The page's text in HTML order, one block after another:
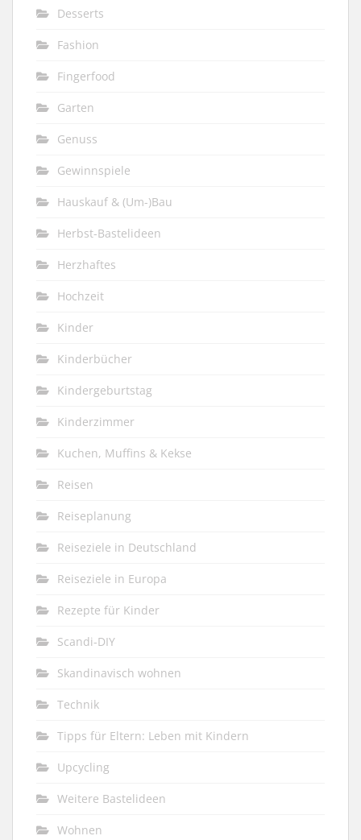
Desserts
Fashion
Fingerfood
Garten
Genuss
Gewinnspiele
Hauskauf & (Um-)Bau
Herbst-Bastelideen
Herzhaftes
Hochzeit
Kinder
Kinderbücher
Kindergeburtstag
Kinderzimmer
Kuchen, Muffins & Kekse
Reisen
Reiseplanung
Reiseziele in Deutschland
Reiseziele in Europa
Rezepte für Kinder
Scandi-DIY
Skandinavisch wohnen
Technik
Tipps für Eltern: Leben mit Kindern
Upcycling
Weitere Bastelideen
Wohnen